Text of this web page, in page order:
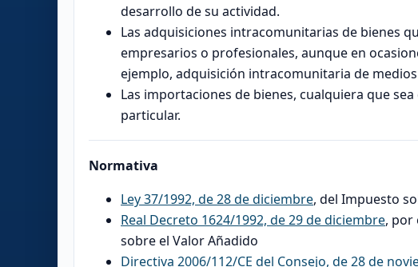
desarrollo de su actividad.
Las adquisiciones intracomunitarias de bienes
empresarios o profesionales, aunque en
ejemplo, adquisición intracomunitaria de
Las importaciones de bienes, cualquiera que
particular.
Normativa
Ley 37/1992, de 28 de diciembre, del Impuesto
Real Decreto 1624/1992, de 29 de diciembre, por
sobre el Valor Añadido
Directiva 2006/112/CE del Consejo, de 28 de